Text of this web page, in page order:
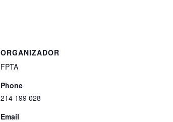
ORGANIZADOR
FPTA
Phone
214 199 028
Email